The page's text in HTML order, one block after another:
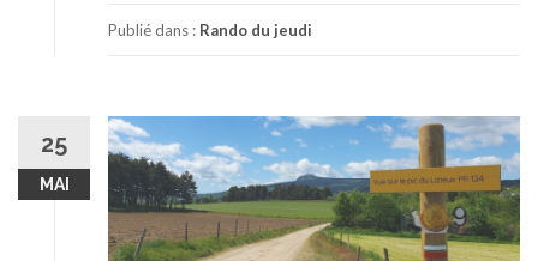
Publié dans : Rando du jeudi
25
MAI